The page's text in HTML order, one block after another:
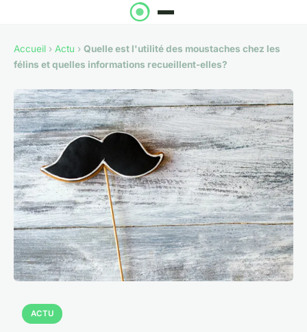
Accueil › Actu › Quelle est l'utilité des moustaches chez les
félins et quelles informations recueillent-elles?
ACTU